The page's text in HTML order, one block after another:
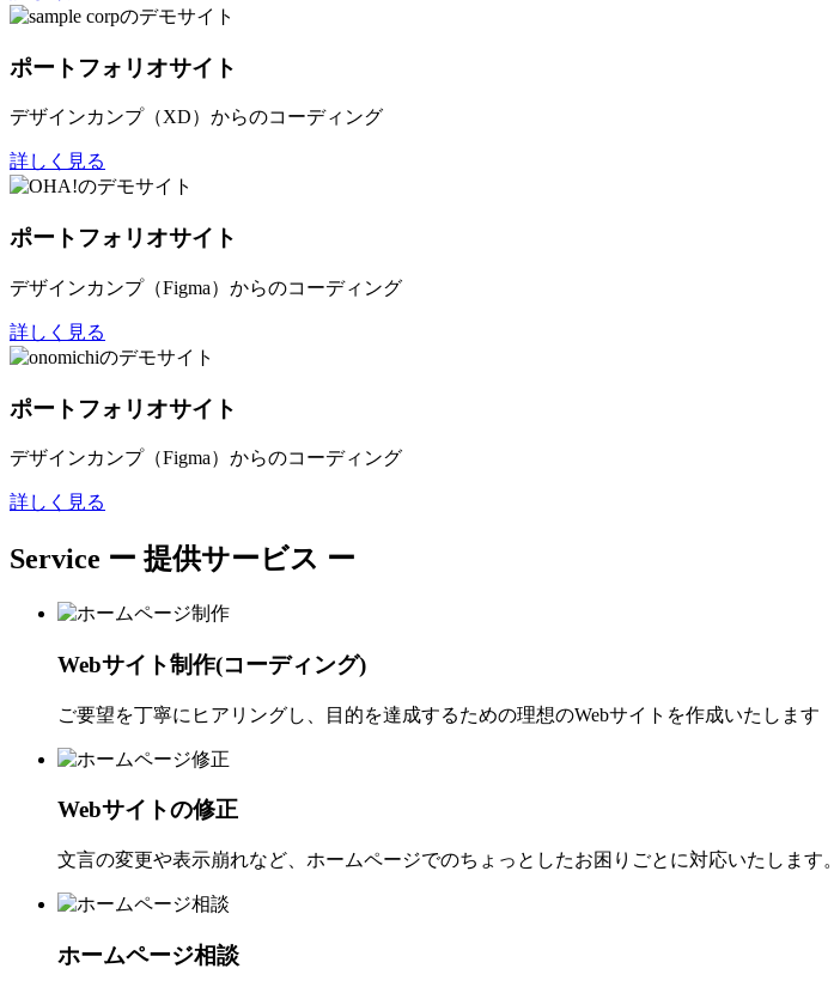
ポートフォリオサイト
デザインカンプ（XD）からのコーディング
詳しく見る
ポートフォリオサイト
デザインカンプ（Figma）からのコーディング
詳しく見る
ポートフォリオサイト
デザインカンプ（Figma）からのコーディング
詳しく見る
Service ー 提供サービス ー
Webサイト制作(コーディング)
ご要望を丁寧にヒアリングし、目的を達成するための理想のWebサイトを作成いたします
Webサイトの修正
文言の変更や表示崩れなど、ホームページでのちょっとしたお困りごとに対応いたします。
ホームページ相談